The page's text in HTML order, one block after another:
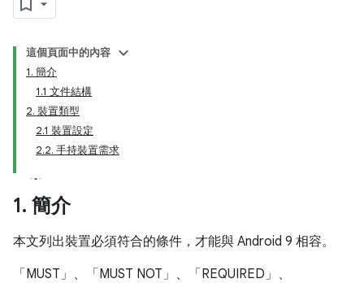
這個頁面中的內容
1. 簡介
1.1 文件結構
2. 裝置類型
2.1 裝置設定
2.2. 手持裝置需求
1. 簡介
本文列出裝置必須符合的條件，才能與 Android 9 相容。
「MUST」、「MUST NOT」、「REQUIRED」、